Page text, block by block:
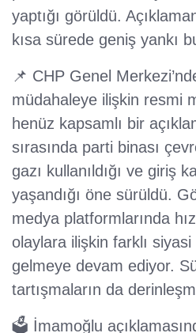
yaptığı görüldü.
kısa sürede geniş yankı
📌 CHP Genel
müdahaleye ilişkin resmi
henüz kapsamlı bir
sırasında parti binası
gazı kullanıldığı ve giriş
yaşandığı öne sürüldü.
medya platformlarında
olaylara ilişkin farklı
gelmeye devam ediyor.
tartışmaların da
🗳️ İmamoğlu